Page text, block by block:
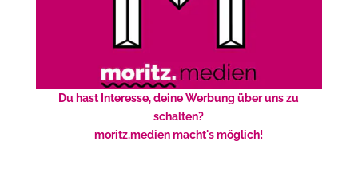
Du hast Interesse, deine Werbung über uns zu
schalten?
moritz.medien macht's möglich!